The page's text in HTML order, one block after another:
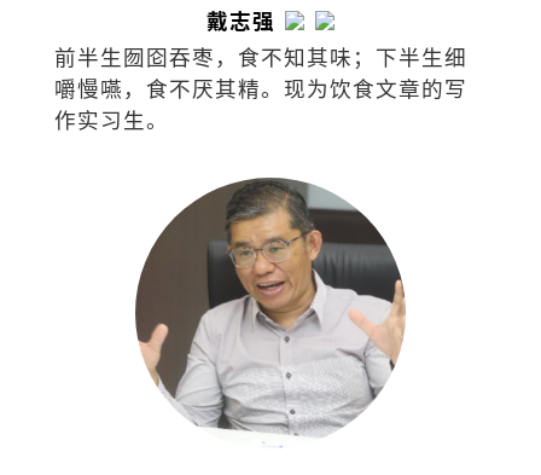
戴志强
前半生囫囵吞枣，食不知其味；下半生细
嚼慢嚥，食不厌其精。现为饮食文章的写
作实习生。